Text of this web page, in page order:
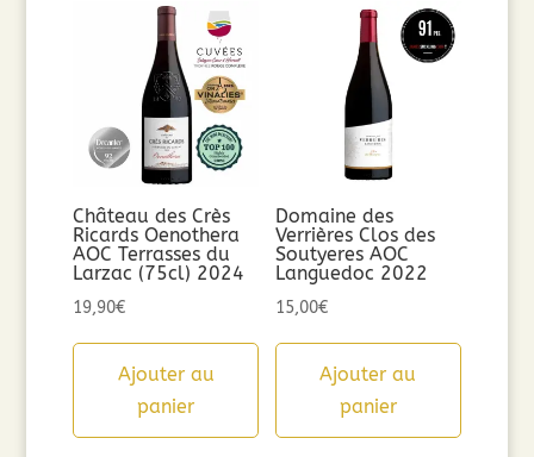
Château des Crès
Ricards Oenothera
AOC Terrasses du
Larzac (75cl) 2024
19,90€
Ajouter au
panier
Domaine des
Verrières Clos des
Soutyeres AOC
Languedoc 2022
15,00€
Ajouter au
panier